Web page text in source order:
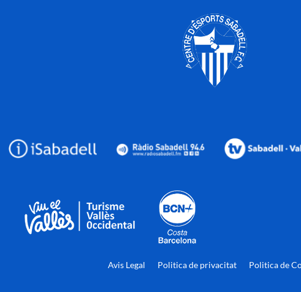
Avis Legal Politica de privacitat Politica de